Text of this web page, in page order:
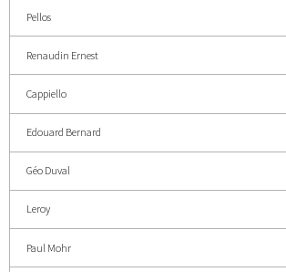
Pellos
Renaudin Ernest
Cappiello
Edouard Bernard
Géo Duval
Leroy
Paul Mohr